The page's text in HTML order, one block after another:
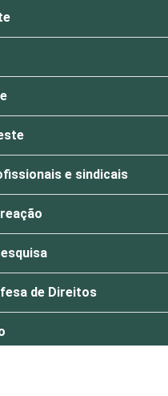
e sindicais
de Direitos